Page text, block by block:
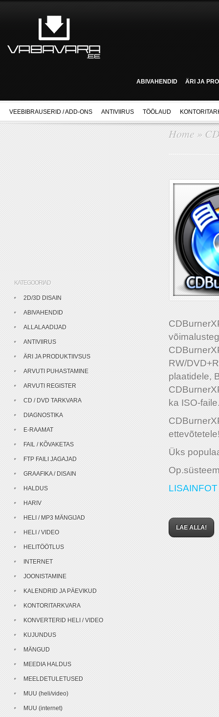
ABIVAHENDID ÄRI JA
VEEBIBRAUSERID / ADD-ONS ANTIVIIRUS TÖÖLAUD
Home »
RW/
plaatidele,
ka ISO-
Üks
LAE ALLA!
KATEGOORIAD
2D/3D DISAIN
ABIVAHENDID
ALLALAADIJAD
ANTIVIIRUS
ÄRI JA PRODUKTIIVSUS
ARVUTI PUHASTAMINE
ARVUTI REGISTER
CD / DVD TARKVARA
DIAGNOSTIKA
E-RAAMAT
FAIL / KÕVAKETAS
FTP FAILI JAGAJAD
GRAAFIKA / DISAIN
HALDUS
HARIV
HELI / MP3 MÄNGIJAD
HELI / VIDEO
HELITÖÖTLUS
INTERNET
JOONISTAMINE
KALENDRID JA PÄEVIKUD
KONTORITARKVARA
KONVERTERID HELI / VIDEO
KUJUNDUS
MÄNGUD
MEEDIA HALDUS
MEELDETULETUSED
MUU (heli/video)
MUU (internet)